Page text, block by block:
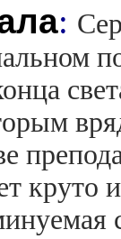
:
круто